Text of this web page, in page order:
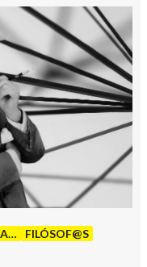
A… FILÓSOF@S